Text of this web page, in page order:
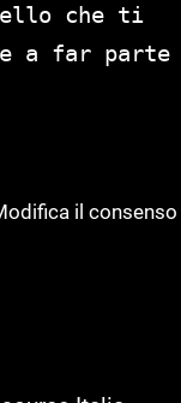
che ti
a far parte
il consenso